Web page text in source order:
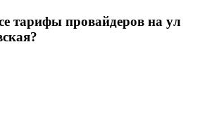
тарифы провайдеров на ул